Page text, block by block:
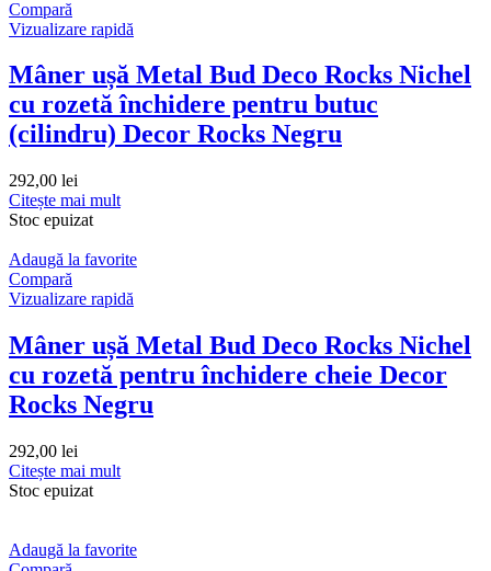
Compară
Vizualizare rapidă
Mâner ușă Metal Bud Deco Rocks Nichel
cu rozetă închidere pentru butuc
(cilindru) Decor Rocks Negru
292,00 lei
Citește mai mult
Stoc epuizat
Adaugă la favorite
Compară
Vizualizare rapidă
Mâner ușă Metal Bud Deco Rocks Nichel
cu rozetă pentru închidere cheie Decor
Rocks Negru
292,00 lei
Citește mai mult
Stoc epuizat
Adaugă la favorite